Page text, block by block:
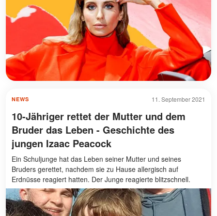
11. September 2021
NEWS
10-Jähriger rettet der Mutter und dem
Bruder das Leben - Geschichte des
jungen Izaac Peacock
Ein Schuljunge hat das Leben seiner Mutter und seines
Bruders gerettet, nachdem sie zu Hause allergisch auf
Erdnüsse reagiert hatten. Der Junge reagierte blitzschnell.